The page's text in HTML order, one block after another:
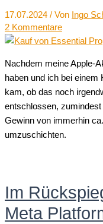
17.07.2024 / Von Ingo
2 Kommentare
Nachdem meine Apple-
haben und ich bei
kam, ob das noch
entschlossen,
Gewinn von immerhin
umzuschichten.
Im
Meta